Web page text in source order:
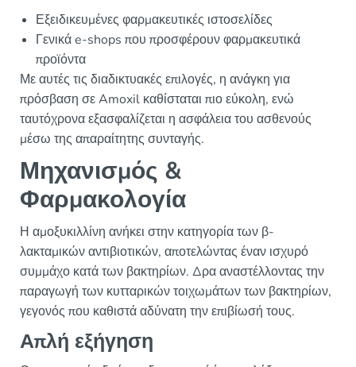
Εξειδικευμένες φαρμακευτικές ιστοσελίδες
Γενικά e-shops που προσφέρουν φαρμακευτικά
προϊόντα
Με αυτές τις διαδικτυακές επιλογές, η ανάγκη για
πρόσβαση σε Amoxil καθίσταται πιο εύκολη, ενώ
ταυτόχρονα εξασφαλίζεται η ασφάλεια του ασθενούς
μέσω της απαραίτητης συνταγής.
Μηχανισμός &
Φαρμακολογία
Η αμοξυκιλλίνη ανήκει στην κατηγορία των β-
λακταμικών αντιβιοτικών, αποτελώντας έναν ισχυρό
συμμάχο κατά των βακτηρίων. Δρα αναστέλλοντας την
παραγωγή των κυτταρικών τοιχωμάτων των βακτηρίων,
γεγονός που καθιστά αδύνατη την επιβίωσή τους.
Απλή εξήγηση